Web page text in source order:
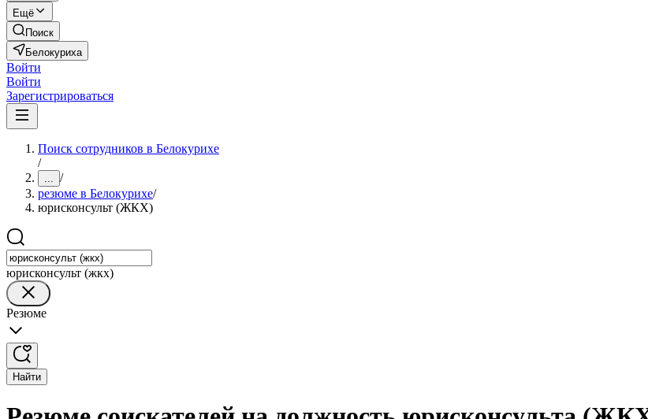
Ещё
Поиск
Белокуриха
Войти
Войти
Зарегистрироваться
Поиск сотрудников в Белокурихе
/
... /
резюме в Белокурихе/
юрисконсульт (ЖКХ)
юрисконсульт (жкх)
Резюме
Найти